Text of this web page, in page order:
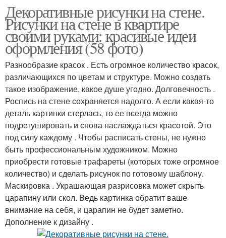
Декоративные рисунки на стене.
Рисунки на стене в квартире
своими руками: красивые идеи
оформления (58 фото)
Разнообразие красок . Есть огромное количество красок,
различающихся по цветам и структуре. Можно создать
такое изображение, какое душе угодно. Долговечность .
Роспись на стене сохраняется надолго. А если какая-то
деталь картинки стерлась, то ее всегда можно
подретушировать и снова наслаждаться красотой. Это
под силу каждому . Чтобы расписать стены, не нужно
быть профессиональным художником. Можно
приобрести готовые трафареты (которых тоже огромное
количество) и сделать рисунок по готовому шаблону.
Маскировка . Украшающая разрисовка может скрыть
царапину или скол. Ведь картинка обратит ваше
внимание на себя, и царапин не будет заметно.
Дополнение к дизайну .